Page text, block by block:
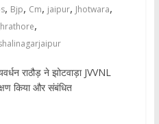
, Bjp, Cm, jaipur, Jhotwara,
,
राठौड़ ने झोटवाड़ा JVVNL
किया और संबंधित